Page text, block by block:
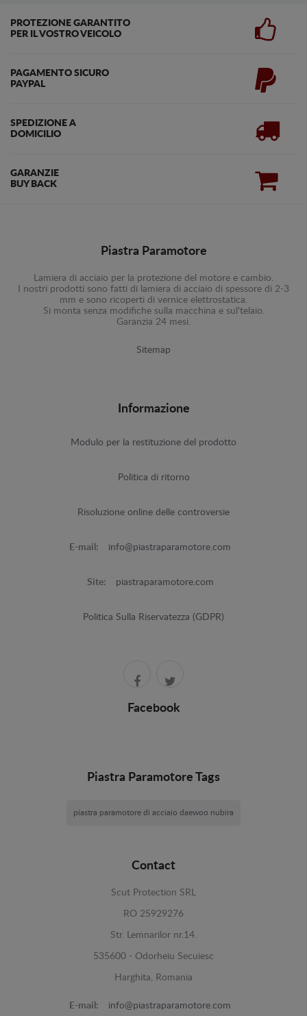
PROTEZIONE GARANTITO
PER IL VOSTRO VEICOLO
PAGAMENTO SICURO
PAYPAL
SPEDIZIONE A
DOMICILIO
GARANZIE
BUY BACK
Piastra Paramotore
Lamiera di acciaio per la protezione del motore e cambio.
I nostri prodotti sono fatti di lamiera di acciaio di spessore di 2-3
mm e sono ricoperti di vernice elettrostatica.
Si monta senza modifiche sulla macchina e sul'telaio.
Garanzia 24 mesi.
Sitemap
Informazione
Modulo per la restituzione del prodotto
Politica di ritorno
Risoluzione online delle controversie
E-mail: info@piastraparamotore.com
Site: piastraparamotore.com
Politica Sulla Riservatezza (GDPR)
Facebook
Piastra Paramotore Tags
piastra paramotore di acciaio daewoo nubira
Contact
Scut Protection SRL
RO 25929276
Str. Lemnarilor nr.14.
535600 - Odorheiu Secuiesc
Harghita, Romania
E-mail: info@piastraparamotore.com